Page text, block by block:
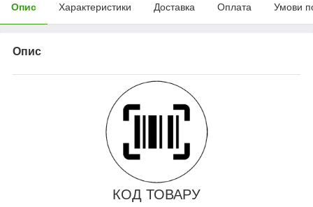
Опис Характеристики Доставка Оплата Умови
Опис
КОД ТОВАРУ